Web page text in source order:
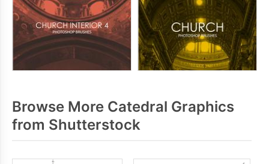
Browse More Catedral Graphics
from Shutterstock